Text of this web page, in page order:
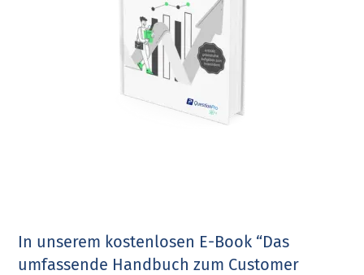
In unserem kostenlosen E-Book “Das
umfassende Handbuch zum Customer